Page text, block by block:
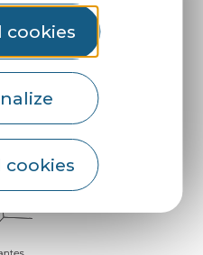
cookies
cookies